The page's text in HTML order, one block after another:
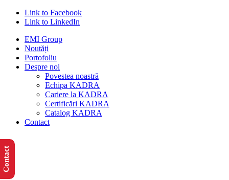
Link to Facebook
Link to LinkedIn
EMI Group
Noutăți
Portofoliu
Despre noi
Povestea noastră
Echipa KADRA
Cariere la KADRA
Certificări KADRA
Catalog KADRA
Contact
Contact